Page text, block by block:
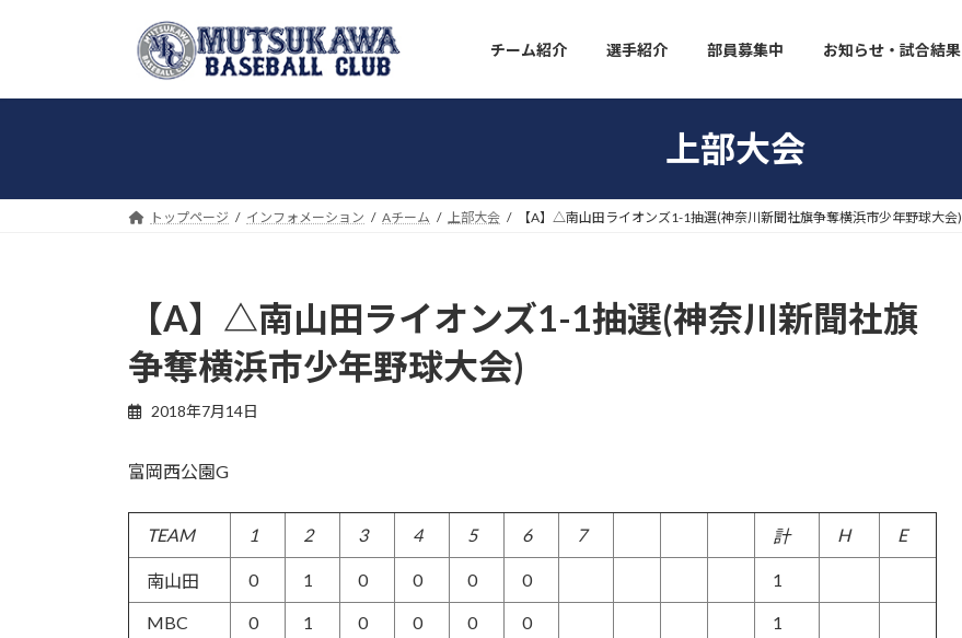
キ
に
チーム紹介 選手紹介 部員募集中 お知らせ・試合結果
上部大会
トップページ インフォメーション Aチーム 上部大会 【A】△南山田ライオンズ1-1抽選(神奈川新聞社旗争奪横浜市少年野球大会)
【A】△南山田ライオンズ1-1抽選(神奈川新聞社旗
争奪横浜市少年野球大会)
2018年7月14日
富岡西公園G
TEAM 1 2 3 4 5 6 7 計 H E
南山田 0 1 0 0 0 0 1
MBC 0 1 0 0 0 0
1